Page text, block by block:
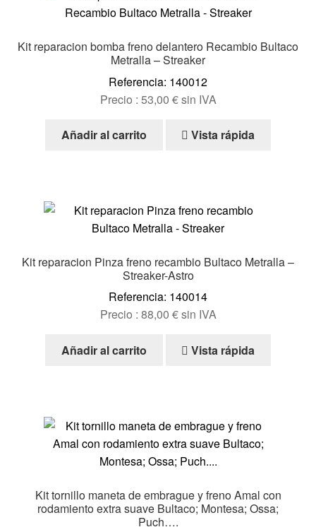
Kit reparacion bomba freno delantero Recambio Bultaco
Metralla – Streaker
Referencia: 140012
Precio : 53,00 €sin IVA
Añadir al carrito Vista rápida
Kit reparacion Pinza freno recambio Bultaco Metralla –
Streaker-Astro
Referencia: 140014
Precio : 88,00 €sin IVA
Añadir al carrito Vista rápida
Kit tornillo maneta de embrague y freno Amal con
rodamiento extra suave Bultaco; Montesa; Ossa;
Puch….